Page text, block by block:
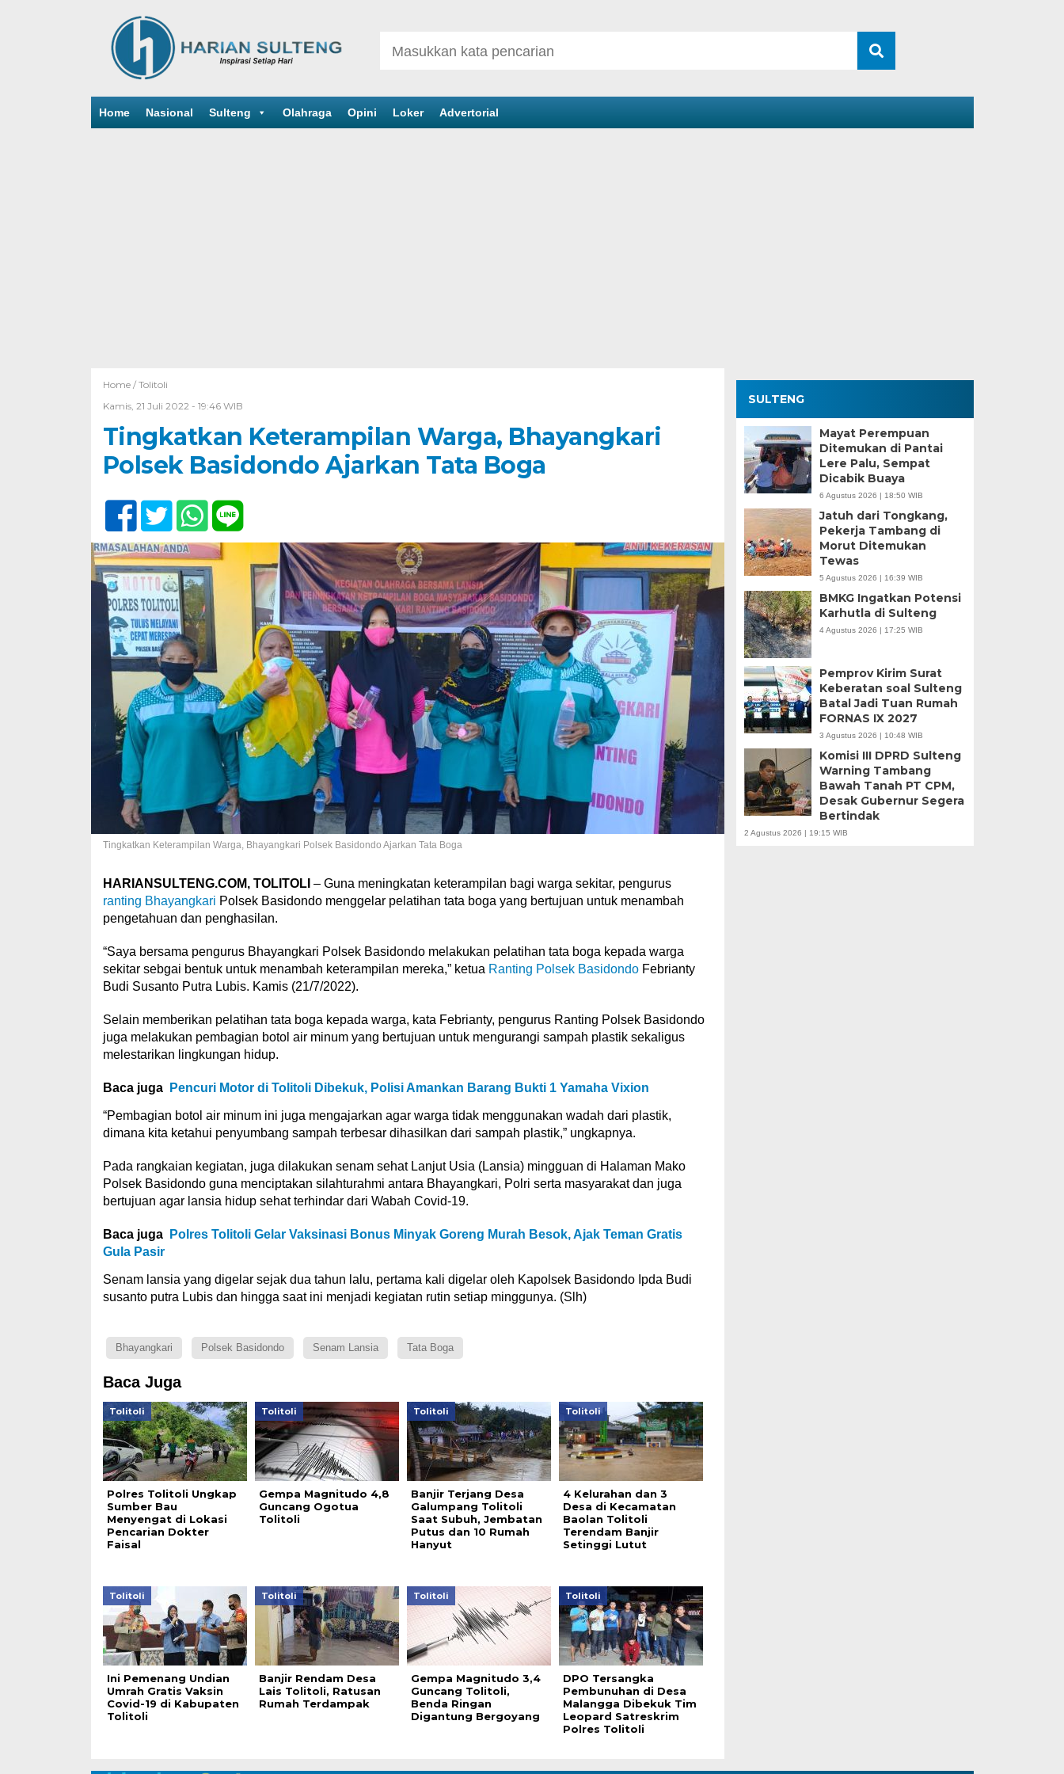
Home Nasional Sulteng Olahraga Opini Loker Advertorial
Home / Tolitoli
Kamis, 21 Juli 2022 - 19:46 WIB
Tingkatkan Keterampilan Warga, Bhayangkari
Polsek Basidondo Ajarkan Tata Boga
Tingkatkan Keterampilan Warga, Bhayangkari Polsek Basidondo Ajarkan Tata Boga
HARIANSULTENG.COM, TOLITOLI – Guna meningkatan keterampilan bagi warga sekitar, pengurus
ranting Bhayangkari Polsek Basidondo menggelar pelatihan tata boga yang bertujuan untuk menambah
pengetahuan dan penghasilan.
“Saya bersama pengurus Bhayangkari Polsek Basidondo melakukan pelatihan tata boga kepada warga
sekitar sebgai bentuk untuk menambah keterampilan mereka,” ketua Ranting Polsek BasidondoFebrianty
Budi Susanto Putra Lubis. Kamis (21/7/2022).
Selain memberikan pelatihan tata boga kepada warga, kata Febrianty, pengurus Ranting Polsek Basidondo
juga melakukan pembagian botol air minum yang bertujuan untuk mengurangi sampah plastik sekaligus
melestarikan lingkungan hidup.
Baca juga Pencuri Motor di Tolitoli Dibekuk, Polisi Amankan Barang Bukti 1 Yamaha Vixion
“Pembagian botol air minum ini juga mengajarkan agar warga tidak menggunakan wadah dari plastik,
dimana kita ketahui penyumbang sampah terbesar dihasilkan dari sampah plastik,” ungkapnya.
Pada rangkaian kegiatan, juga dilakukan senam sehat Lanjut Usia (Lansia) mingguan di Halaman Mako
Polsek Basidondo guna menciptakan silahturahmi antara Bhayangkari, Polri serta masyarakat dan juga
bertujuan agar lansia hidup sehat terhindar dari Wabah Covid-19.
Baca juga
Polres Tolitoli Gelar Vaksinasi Bonus Minyak Goreng Murah Besok, Ajak Teman Gratis
Gula Pasir
Senam lansia yang digelar sejak dua tahun lalu, pertama kali digelar oleh Kapolsek Basidondo Ipda Budi
susanto putra Lubis dan hingga saat ini menjadi kegiatan rutin setiap minggunya. (Slh)
Bhayangkari Polsek Basidondo Senam Lansia Tata Boga
Baca Juga
Tolitoli
Polres Tolitoli Ungkap
Sumber Bau
Menyengat di Lokasi
Pencarian Dokter
Faisal
Tolitoli
Gempa Magnitudo 4,8
Guncang Ogotua
Tolitoli
Tolitoli
Banjir Terjang Desa
Galumpang Tolitoli
Saat Subuh, Jembatan
Putus dan 10 Rumah
Hanyut
Tolitoli
4 Kelurahan dan 3
Desa di Kecamatan
Baolan Tolitoli
Terendam Banjir
Setinggi Lutut
Tolitoli
Ini Pemenang Undian
Umrah Gratis Vaksin
Covid-19 di Kabupaten
Tolitoli
Tolitoli
Banjir Rendam Desa
Lais Tolitoli, Ratusan
Rumah Terdampak
Tolitoli
Gempa Magnitudo 3,4
Guncang Tolitoli,
Benda Ringan
Digantung Bergoyang
Tolitoli
DPO Tersangka
Pembunuhan di Desa
Malangga Dibekuk Tim
Leopard Satreskrim
Polres Tolitoli
SULTENG
Mayat Perempuan
Ditemukan di Pantai
Lere Palu, Sempat
Dicabik Buaya
6 Agustus 2026 | 18:50 WIB
Jatuh dari Tongkang,
Pekerja Tambang di
Morut Ditemukan
Tewas
5 Agustus 2026 | 16:39 WIB
BMKG Ingatkan Potensi
Karhutla di Sulteng
4 Agustus 2026 | 17:25 WIB
Pemprov Kirim Surat
Keberatan soal Sulteng
Batal Jadi Tuan Rumah
FORNAS IX 2027
3 Agustus 2026 | 10:48 WIB
Komisi III DPRD Sulteng
Warning Tambang
Bawah Tanah PT CPM,
Desak Gubernur Segera
Bertindak
2 Agustus 2026 | 19:15 WIB